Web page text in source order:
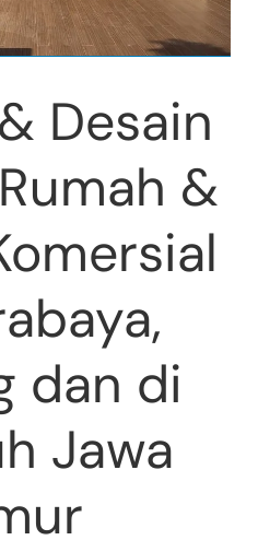
Desain
&
dan di
Jawa